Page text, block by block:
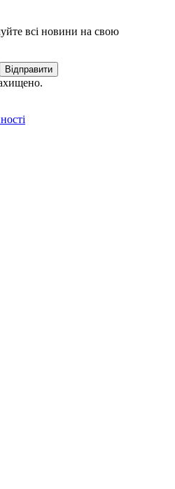
всі новини на свою
Відправити